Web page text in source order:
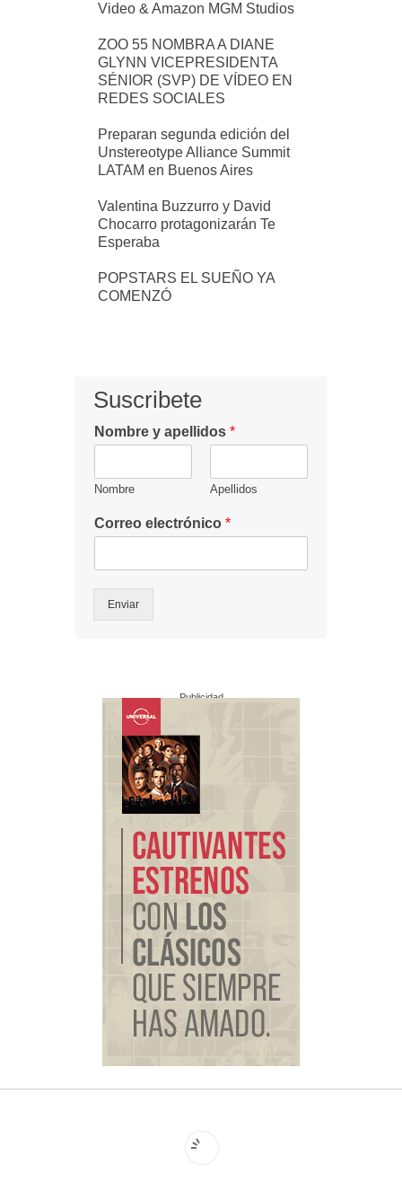
Video & Amazon MGM Studios
ZOO 55 NOMBRA A DIANE
GLYNN VICEPRESIDENTA
SÉNIOR (SVP) DE VÍDEO EN
REDES SOCIALES
Preparan segunda edición del
Unstereotype Alliance Summit
LATAM en Buenos Aires
Valentina Buzzurro y David
Chocarro protagonizarán Te
Esperaba
POPSTARS EL SUEÑO YA
COMENZÓ
Suscribete
Nombre y apellidos *
Nombre Apellidos
Correo electrónico *
Enviar
Publicidad